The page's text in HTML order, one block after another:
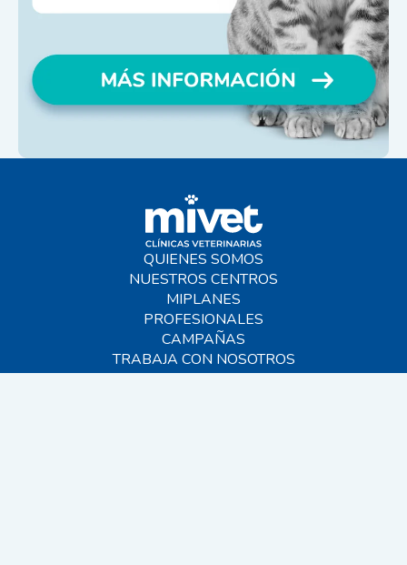
QUIENES SOMOS
NUESTROS CENTROS
MIPLANES
PROFESIONALES
CAMPAÑAS
TRABAJA CON NOSOTROS
BLOG